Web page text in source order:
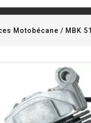
Motobécane / MBK 51